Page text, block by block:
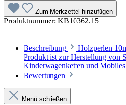
Zum Merkzettel hinzufügen
Produktnummer: KB10362.15
Beschreibung
Holzperlen
Produkt ist zur Herstellung von
Kinderwagenketten und
Bewertungen
Menü schließen